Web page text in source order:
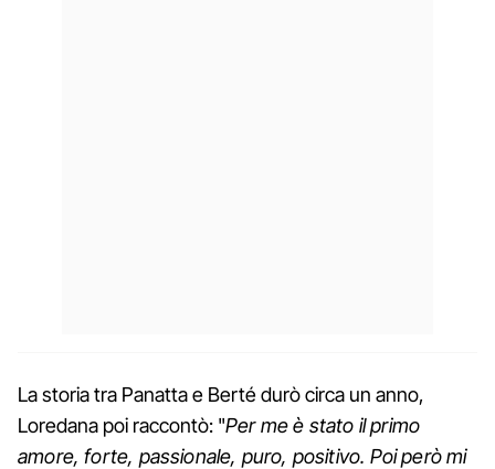
La storia tra Panatta e Berté durò circa un anno,
Loredana poi raccontò: "Per me è stato il primo
amore, forte, passionale, puro, positivo. Poi però mi